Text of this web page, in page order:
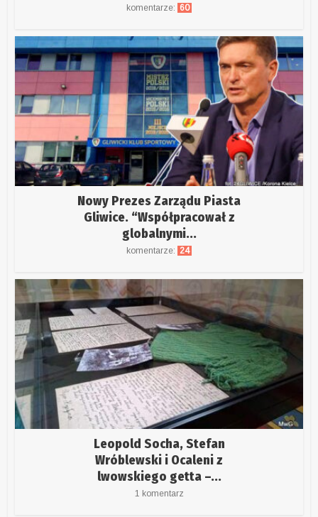
komentarze: 60
Nowy Prezes Zarządu Piasta
Gliwice. “Współpracował z
globalnymi...
komentarze: 24
Leopold Socha, Stefan
Wróblewski i Ocaleni z
lwowskiego getta –...
1 komentarz